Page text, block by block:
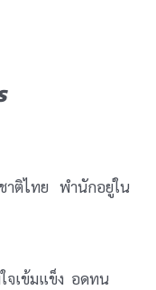
าติไทย พำนักอยู่ใน
จเข้มแข็ง อดทน